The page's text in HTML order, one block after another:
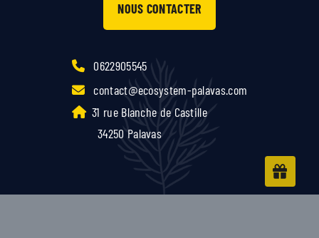
NOUS CONTACTER
0622905545
contact@ecosystem-palavas.com
31 rue Blanche de Castille
34250 Palavas